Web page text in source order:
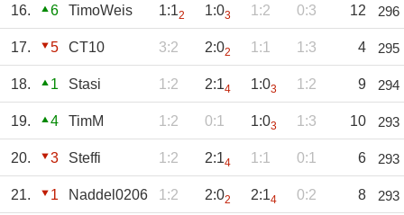
16. 6 TimoWeis 1:12 1:03 1:2 0:3 12 296
17. 5 CT10 3:2 2:02 1:1 1:3 4 295
18. 1 Stasi 1:2 2:14 1:03 1:2 9 294
19. 4 TimM 1:2 0:1 1:03 1:3 10 293
20. 3 Steffi 1:2 2:14 1:1 0:1 6 293
21. 1 Naddel0206 1:2 2:02 2:14 0:2 8 293